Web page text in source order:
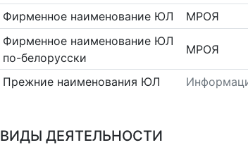
Фирменное наименование ЮЛ
МРОЯ
Фирменное наименование ЮЛ
по-белорусски
МРОЯ
Прежние наименования ЮЛ
ВИДЫ ДЕЯТЕЛЬНОСТИ